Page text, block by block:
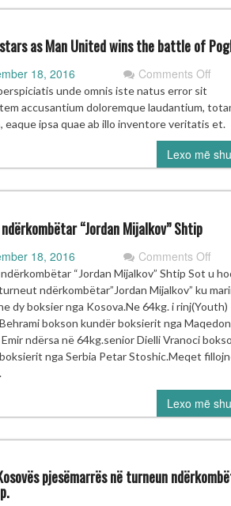
as Man United wins the battle of
18, 2016 Comments Offon
as
the
unde omnis iste natus error sit
accusantium doloremque laudantium,
eaque ipsa quae ab illo inventore veritatis et.
Lexo më
“Jordan Mijalkov” Shtip
18, 2016 Comments Offon
“Jordan Mijalkov” Shtip Sot u
ndërkombëtar”Jordan Mijalkov” ku
dy boksier nga Kosova.Ne 64kg. i rinj(Youth)
bokson kundër boksierit nga
ndërsa në 64kg.senior Dielli Vranoci
nga Serbia Petar Stoshic.Meqet
Lexo më
pjesëmarrës në turneun